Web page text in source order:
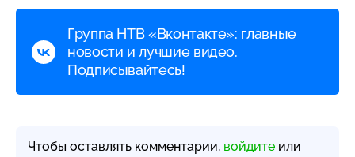
Группа НТВ «Вконтакте»: главные
новости и лучшие видео.
Подписывайтесь!
Чтобы оставлять комментарии, войдите или